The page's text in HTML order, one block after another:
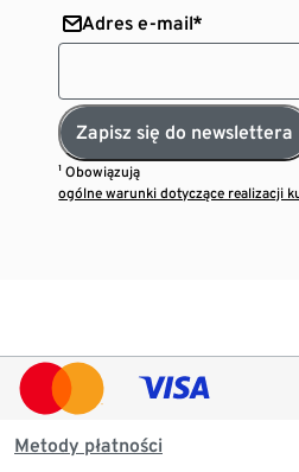
Adres e-mail*
Zapisz się do newslettera
¹ Obowiązują
ogólne warunki dotyczące realizacji
Metody płatności